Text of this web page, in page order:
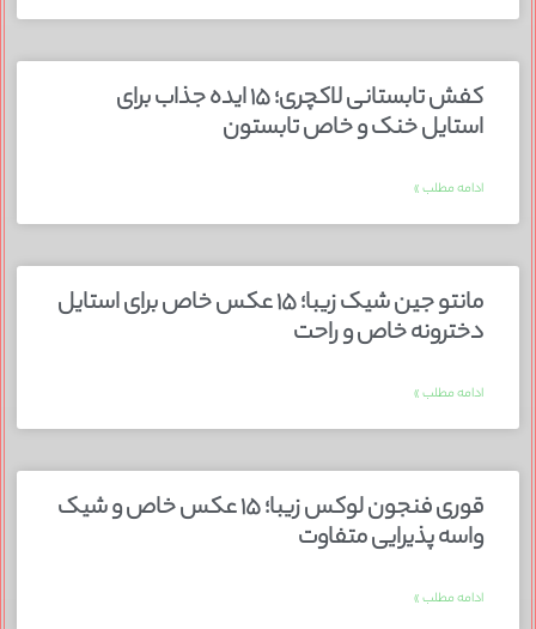
کفش تابستانی لاکچری؛ ۱۵ ایده‌ جذاب برای
استایل خنک و خاص تابستون
ادامه مطلب »
مانتو جین شیک زیبا؛ ۱۵ عکس خاص برای استایل
دخترونه خاص و راحت
ادامه مطلب »
قوری فنجون لوکس زیبا؛ ۱۵ عکس خاص و شیک
واسه پذیرایی متفاوت
ادامه مطلب »